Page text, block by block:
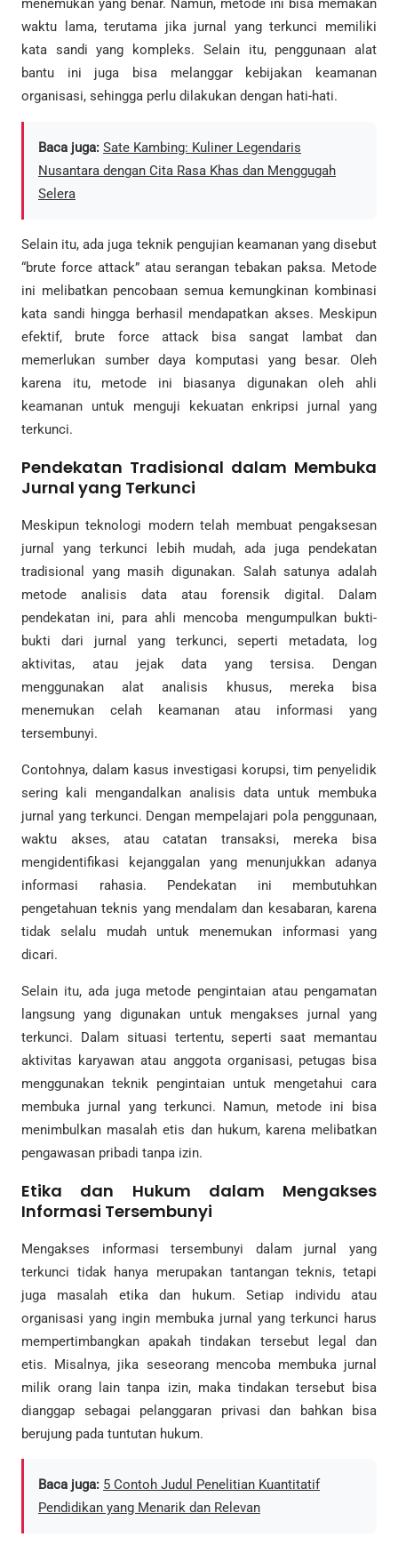
menemukan yang benar. Namun, metode ini bisa memakan
waktu lama, terutama jika jurnal yang terkunci memiliki
kata sandi yang kompleks. Selain itu, penggunaan alat
bantu ini juga bisa melanggar kebijakan keamanan
organisasi, sehingga perlu dilakukan dengan hati-hati.
Baca juga: Sate Kambing: Kuliner Legendaris
Nusantara dengan Cita Rasa Khas dan Menggugah
Selera
Selain itu, ada juga teknik pengujian keamanan yang disebut
“brute force attack” atau serangan tebakan paksa. Metode
ini melibatkan pencobaan semua kemungkinan kombinasi
kata sandi hingga berhasil mendapatkan akses. Meskipun
efektif, brute force attack bisa sangat lambat dan
memerlukan sumber daya komputasi yang besar. Oleh
karena itu, metode ini biasanya digunakan oleh ahli
keamanan untuk menguji kekuatan enkripsi jurnal yang
terkunci.
Pendekatan Tradisional dalam Membuka
Jurnal yang Terkunci
Meskipun teknologi modern telah membuat pengaksesan
jurnal yang terkunci lebih mudah, ada juga pendekatan
tradisional yang masih digunakan. Salah satunya adalah
metode analisis data atau forensik digital. Dalam
pendekatan ini, para ahli mencoba mengumpulkan bukti-
bukti dari jurnal yang terkunci, seperti metadata, log
aktivitas, atau jejak data yang tersisa. Dengan
menggunakan alat analisis khusus, mereka bisa
menemukan celah keamanan atau informasi yang
tersembunyi.
Contohnya, dalam kasus investigasi korupsi, tim penyelidik
sering kali mengandalkan analisis data untuk membuka
jurnal yang terkunci. Dengan mempelajari pola penggunaan,
waktu akses, atau catatan transaksi, mereka bisa
mengidentifikasi kejanggalan yang menunjukkan adanya
informasi rahasia. Pendekatan ini membutuhkan
pengetahuan teknis yang mendalam dan kesabaran, karena
tidak selalu mudah untuk menemukan informasi yang
dicari.
Selain itu, ada juga metode pengintaian atau pengamatan
langsung yang digunakan untuk mengakses jurnal yang
terkunci. Dalam situasi tertentu, seperti saat memantau
aktivitas karyawan atau anggota organisasi, petugas bisa
menggunakan teknik pengintaian untuk mengetahui cara
membuka jurnal yang terkunci. Namun, metode ini bisa
menimbulkan masalah etis dan hukum, karena melibatkan
pengawasan pribadi tanpa izin.
Etika dan Hukum dalam Mengakses
Informasi Tersembunyi
Mengakses informasi tersembunyi dalam jurnal yang
terkunci tidak hanya merupakan tantangan teknis, tetapi
juga masalah etika dan hukum. Setiap individu atau
organisasi yang ingin membuka jurnal yang terkunci harus
mempertimbangkan apakah tindakan tersebut legal dan
etis. Misalnya, jika seseorang mencoba membuka jurnal
milik orang lain tanpa izin, maka tindakan tersebut bisa
dianggap sebagai pelanggaran privasi dan bahkan bisa
berujung pada tuntutan hukum.
Baca juga: 5 Contoh Judul Penelitian Kuantitatif
Pendidikan yang Menarik dan Relevan